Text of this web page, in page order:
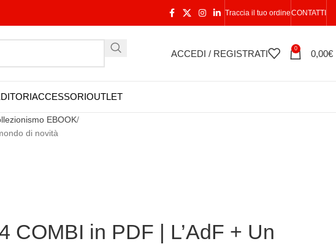
Traccia il tuo ordineCONTATTI
ACCEDI / REGISTRATI 0 0,00€
ACCESSORIOUTLET
EBOOK
di novità
COMBI in PDF | L’AdF + Un